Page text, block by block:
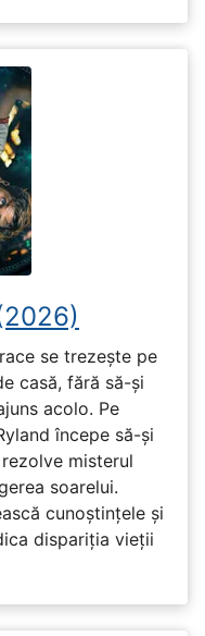
se trezește pe
casă, fără să-și
acolo. Pe
începe să-și
misterul
soarelui.
cunoștințele și
dispariția vieții